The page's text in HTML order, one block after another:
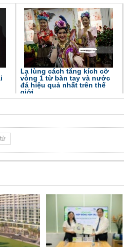
Lạ lùng cách tăng kích cỡ
vòng 1 từ bàn tay và nước
đá hiệu quả nhất trên thế
giới